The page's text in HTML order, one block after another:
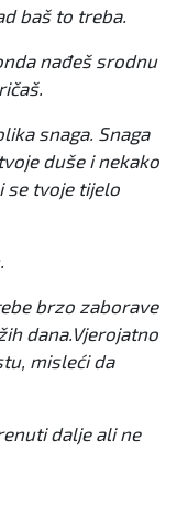
baš to treba.
nađeš srodnu
snaga. Snaga
duše i nekako
se tvoje tijelo
brzo zaborave
dana.Vjerojatno
misleći da
dalje ali ne